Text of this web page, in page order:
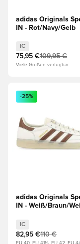
adidas Originals
IN - Rot/Navy/Gelb
IC
75,95 €109,95 €
Viele Größen verfügbar
Öffnet ein neues
-25%
adidas Originals
IN - Weiß/Braun/
IC
82,95 €110 €
EU 40, EU 41½, EU 42, EU